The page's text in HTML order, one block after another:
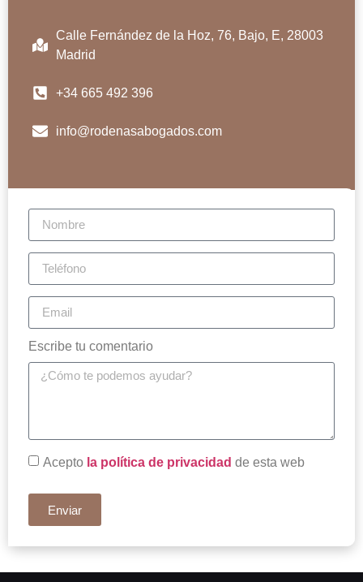
Calle Fernández de la Hoz, 76, Bajo, E, 28003
Madrid
+34 665 492 396
info@rodenasabogados.com
Escribe tu comentario
Acepto la política de privacidad de esta web
Enviar